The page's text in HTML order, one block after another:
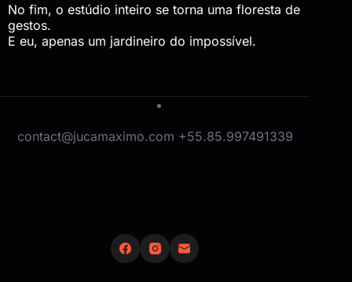
No fim, o estúdio inteiro se torna uma floresta de
gestos.
E eu, apenas um jardineiro do impossível.
contact@jucamaximo.com +55.85.997491339